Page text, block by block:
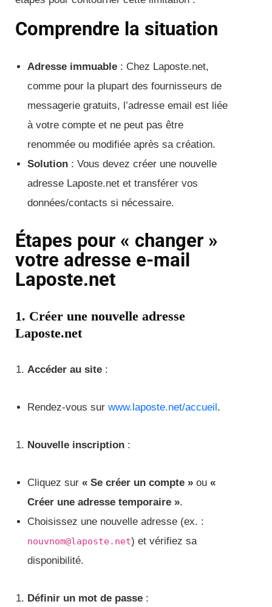
Comprendre la situation
Adresse immuable : Chez Laposte.net,
comme pour la plupart des fournisseurs de
messagerie gratuits, l’adresse email est liée
à votre compte et ne peut pas être
renommée ou modifiée après sa création.
Solution : Vous devez créer une nouvelle
adresse Laposte.net et transférer vos
données/contacts si nécessaire.
Étapes pour « changer »
votre adresse e-mail
Laposte.net
1. Créer une nouvelle adresse
Laposte.net
Accéder au site :
Rendez-vous sur www.laposte.net/accueil.
Nouvelle inscription :
Cliquez sur « Se créer un compte » ou «
Créer une adresse temporaire ».
Choisissez une nouvelle adresse (ex. :
nouvnom@laposte.net) et vérifiez sa
disponibilité.
Définir un mot de passe :